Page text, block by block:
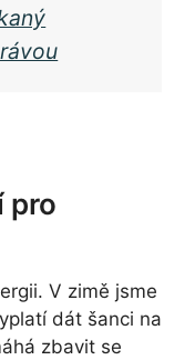
pro
V zimě jsme
dát šanci na
zbavit se